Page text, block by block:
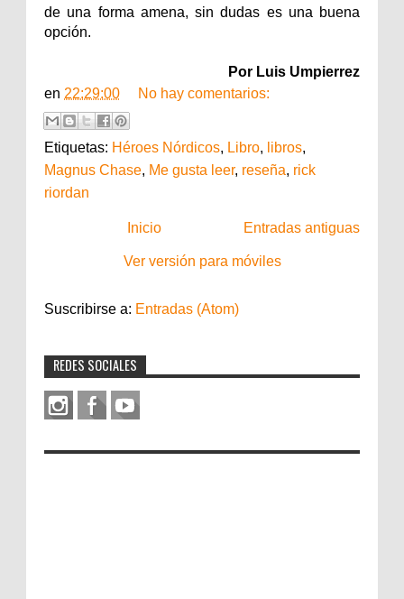
de una forma amena, sin dudas es una buena
opción.
Por Luis Umpierrez
en 22:29:00 No hay comentarios:
Etiquetas: Héroes Nórdicos, Libro, libros,
Magnus Chase, Me gusta leer, reseña, rick
riordan
Entradas antiguas
Inicio
Ver versión para móviles
Suscribirse a: Entradas (Atom)
REDES SOCIALES